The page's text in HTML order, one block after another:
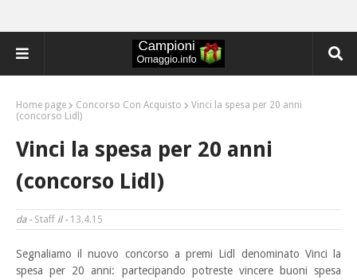
Home page Concorso Con Acquisto
Vinci la spesa per 20 anni
(concorso Lidl)
Vinci la spesa per 20 anni
(concorso Lidl)
da - Staff il - 13.4.15
Segnaliamo il nuovo concorso a premi Lidl denominato Vinci la
spesa per 20 anni: partecipando potrestevincere buoni spesa